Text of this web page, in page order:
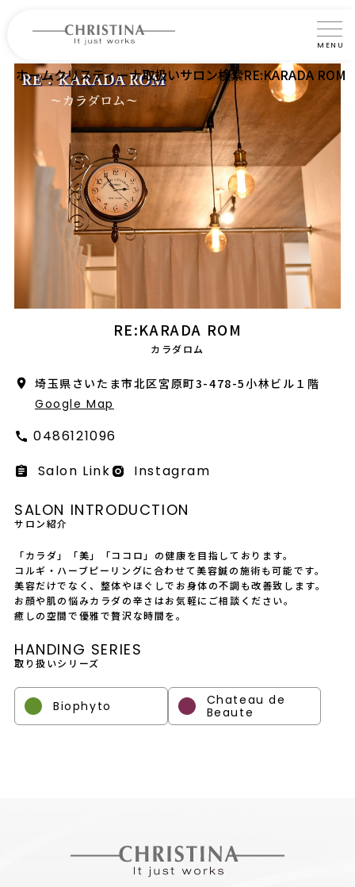
MENU
クリスティーナについて
製品の使い方
サロントリートメント
サロン検索
よくあるご質問
認定インストラクター・トレーナー紹介
採用情報
製品導入について
お問い合わせ
プライバシーポリシー
ホームクリスティーナ取扱いサロン検索RE:KARADA ROM
RE:KARADA ROM
カラダロム
埼玉県さいたま市北区宮原町3-478-5小林ビル１階
Google Map
0486121096
Salon Link
Instagram
SALON INTRODUCTION
サロン紹介
「カラダ」「美」「ココロ」の健康を目指しております。
コルギ・ハーブピーリングに合わせて美容鍼の施術も可能です。
美容だけでなく、整体やほぐしでお身体の不調も改善致します。
お顔や肌の悩みカラダの辛さはお気軽にご相談ください。
癒しの空間で優雅で贅沢な時間を。
HANDING SERIES
取り扱いシリーズ
Biophyto
Chateau de
Beaute